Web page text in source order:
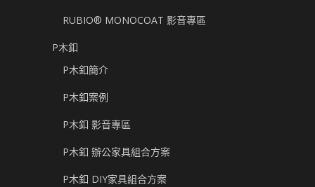
RUBIO® MONOCOAT 影音專區
P木釦
P木釦簡介
P木釦案例
P木釦 影音專區
P木釦 辦公家具組合方案
P木釦 DIY家具組合方案